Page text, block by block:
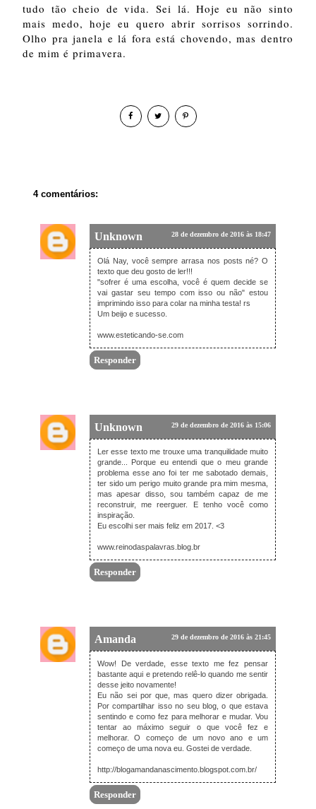
tudo tão cheio de vida. Sei lá. Hoje eu não sinto
mais medo, hoje eu quero abrir sorrisos sorrindo.
Olho pra janela e lá fora está chovendo, mas dentro
de mim é primavera.
4 comentários:
Unknown 28 de dezembro de 2016 às 18:47
Olá Nay, você sempre arrasa nos posts né? O
texto que deu gosto de ler!!!
"sofrer é uma escolha, você é quem decide se
vai gastar seu tempo com isso ou não" estou
imprimindo isso para colar na minha testa! rs
Um beijo e sucesso.
www.esteticando-se.com
Responder
Unknown 29 de dezembro de 2016 às 15:06
Ler esse texto me trouxe uma tranquilidade muito
grande... Porque eu entendi que o meu grande
problema esse ano foi ter me sabotado demais,
ter sido um perigo muito grande pra mim mesma,
mas apesar disso, sou também capaz de me
reconstruir, me reerguer. E tenho você como
inspiração.
Eu escolhi ser mais feliz em 2017. <3
www.reinodaspalavras.blog.br
Responder
Amanda 29 de dezembro de 2016 às 21:45
Wow! De verdade, esse texto me fez pensar
bastante aqui e pretendo relê-lo quando me sentir
desse jeito novamente!
Eu não sei por que, mas quero dizer obrigada.
Por compartilhar isso no seu blog, o que estava
sentindo e como fez para melhorar e mudar. Vou
tentar ao máximo seguir o que você fez e
melhorar. O começo de um novo ano e um
começo de uma nova eu. Gostei de verdade.
http://blogamandanascimento.blogspot.com.br/
Responder